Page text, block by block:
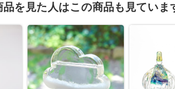
品を見た人はこの商品も見ていま